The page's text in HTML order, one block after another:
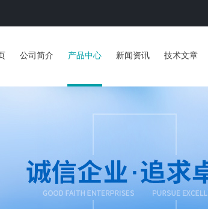
公司简介 产品中心 新闻资讯 技术文章